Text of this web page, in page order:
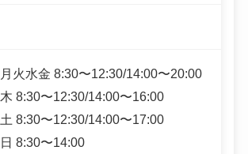
月火水金 8:30〜12:30/14:00〜20:00
木 8:30〜12:30/14:00〜16:00
土 8:30〜12:30/14:00〜17:00
日 8:30〜14:00